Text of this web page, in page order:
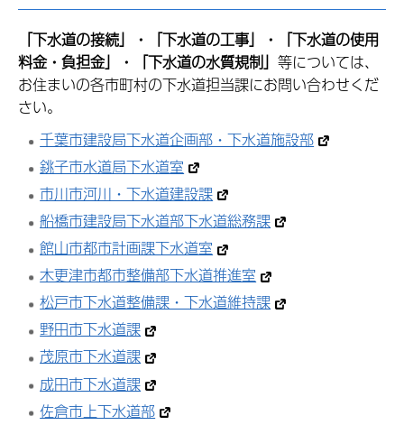
「下水道の接続」・「下水道の工事」・「下水道の使用
料金・負担金」・「下水道の水質規制」 等については、
お住まいの各市町村の下水道担当課にお問い合わせくだ
さい。
千葉市建設局下水道企画部・下水道施設部
銚子市水道局下水道室
市川市河川・下水道建設課
船橋市建設局下水道部下水道総務課
館山市都市計画課下水道室
木更津市都市整備部下水道推進室
松戸市下水道整備課・下水道維持課
野田市下水道課
茂原市下水道課
成田市下水道課
佐倉市上下水道部